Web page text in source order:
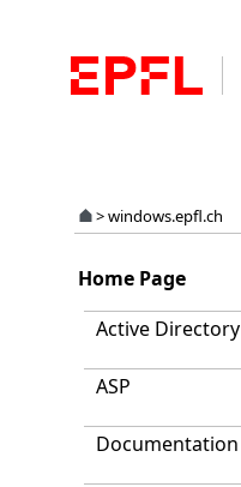
>windows.epfl.ch
Home Page
Active Directory
ASP
Documentation